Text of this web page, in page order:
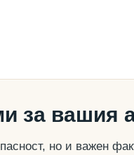
за вашия
но и важен